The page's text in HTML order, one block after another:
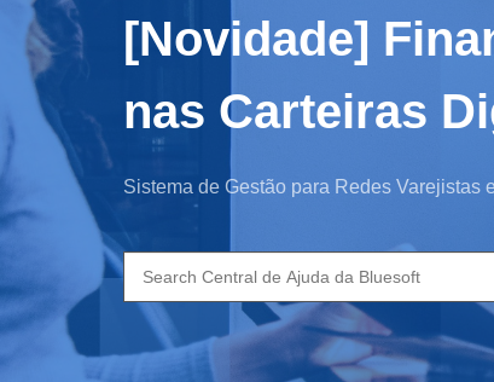
[Novidade]
nas Carteiras
Sistema de Gestão para Redes Varejistas
Search
for: